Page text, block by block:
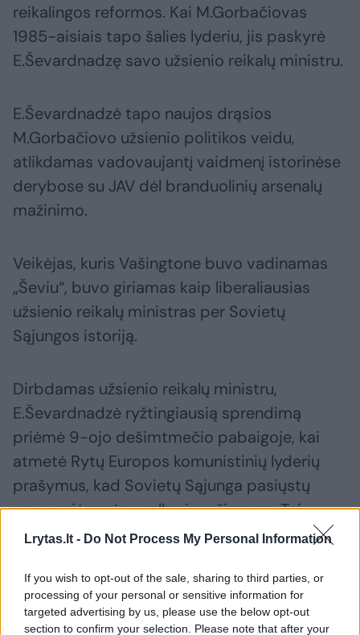
Lrytas.lt - Do Not Process My Personal Information
If you wish to opt-out of the sale, sharing to third parties, or
processing of your personal or sensitive information for
targeted advertising by us, please use the below opt-out
section to confirm your selection. Please note that after your
reikalingos reformos. Kai M.Gorbačiovas
1985-aisiais tapo šalies lyderiu, jis paskyrė
E.Ševardnadzę savo užsienio reikalų ministru.
E.Ševardnadzė tapo naujos drąsios
M.Gorbačiovo užsienio politikos veidu,
atlikdamas vadovaujantį vaidmenį istorinėse
derybose su JAV dėl branduolinių arsenalų
mažinimo.
Veikėjas, kuris Vašingtone buvo vadinamas
„Ševiu“, buvo giriamas kaip liberaliausias
užsienio reikalų ministras per Sovietų
Sąjungos istoriją.
Dirbdamas užsienio reikalų ministru,
E.Ševardnadzė ryžtingiausią sprendimą
priėmė 9-ojo dešimtmečio pabaigoje, kai
atmetė Rytų Europos komunistinių lyderių
prašymus, kad Sovietų Sąjunga pasiųstų
savo pajėgas į pagalbą jų režimams. Tai
atvedė į virtinę demokratijos šalininkų
Vokietijos suvienijimą.